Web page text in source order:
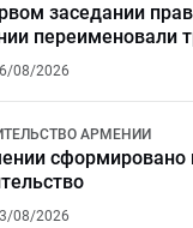
заседании
переименовали
08/2026
АРМЕНИИ
сформировано
08/2026